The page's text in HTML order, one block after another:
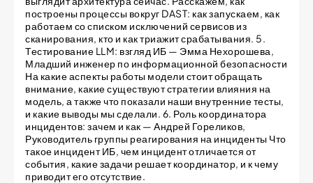
построены процессы вокруг DAST: как запускаем, как
работаем со списком исключений сервисов из
сканирования, кто и как триажит срабатывания. 5.
Тестирование LLM: взгляд ИБ — Эмма Нехорошева,
Младший инженер по информационной безопасности
На какие аспекты работы модели стоит обращать
внимание, какие существуют стратегии влияния на
модель, а также что показали наши внутренние тесты,
и какие выводы мы сделали. 6. Роль координатора
инцидентов: зачем и как — Андрей Гореликов,
Руководитель группы реагирования на инциденты Что
такое инцидент ИБ, чем инцидент отличается от
события, какие задачи решает координатор, и к чему
приводит его отсутствие.